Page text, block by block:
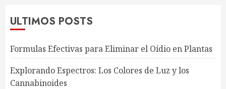
ULTIMOS POSTS
Formulas Efectivas para Eliminar el Oídio en Plantas
Explorando Espectros: Los Colores de Luz y los
Cannabinoides